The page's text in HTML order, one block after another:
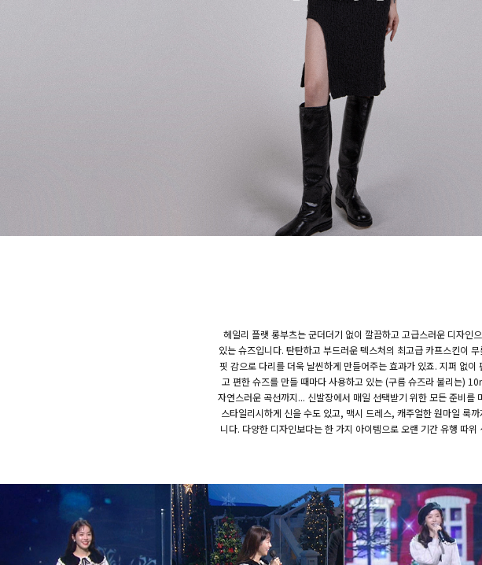
헤일리 플랫 롱부츠는 군더더기 없이 깔끔하고 고급스러운 디자인
있는 슈즈입니다. 탄탄하고 부드러운 텍스처의 최고급 카프스킨이
핏 감으로 다리를 더욱 날씬하게 만들어주는 효과가 있죠. 지퍼 없
고 편한 슈즈를 만들 때마다 사용하고 있는 (구름 슈즈라 불리는)
자연스러운 곡선까지... 신발장에서 매일 선택받기 위한 모든 준비를
스타일리시하게 신을 수도 있고, 맥시 드레스, 캐주얼한 원마일 룩
니다. 다양한 디자인보다는 한 가지 아이템으로 오랜 기간 유행 따